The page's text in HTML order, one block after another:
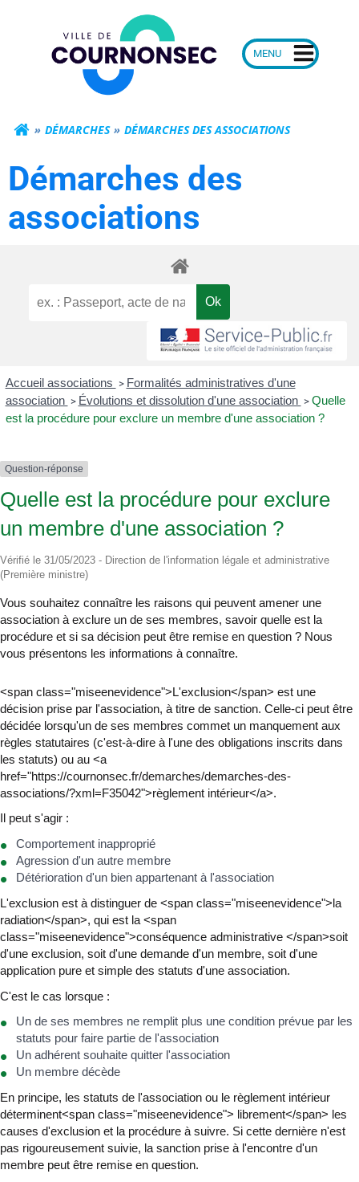
Mairie de
DÉMARCHES DÉMARCHES DES ASSOCIATIONS
Démarches des
associations
Accueil associations > Formalités administratives d'une
association > Évolutions et dissolution d'une association > Quelle
est la procédure pour exclure un membre d'une association ?
Question-réponse
Quelle est la procédure pour exclure
un membre d'une association ?
Vérifié le 31/05/2023 - Direction de l'information légale et administrative
(Première ministre)
Vous souhaitez connaître les raisons qui peuvent amener une
association à exclure un de ses membres, savoir quelle est la
procédure et si sa décision peut être remise en question ? Nous
vous présentons les informations à connaître.
<span class="miseenevidence">L'exclusion</span> est une
décision prise par l'association, à titre de sanction. Celle-ci peut être
décidée lorsqu'un de ses membres commet un manquement aux
règles statutaires (c'est-à-dire à l'une des obligations inscrits dans
les statuts) ou au <a
href="https://cournonsec.fr/demarches/demarches-des-
associations/?xml=F35042">règlement intérieur</a>.
Il peut s'agir :
Comportement inapproprié
Agression d'un autre membre
Détérioration d'un bien appartenant à l'association
L'exclusion est à distinguer de <span class="miseenevidence">la
radiation</span>, qui est la <span
class="miseenevidence">conséquence administrative </span>soit
d'une exclusion, soit d'une demande d'un membre, soit d'une
application pure et simple des statuts d'une association.
C'est le cas lorsque :
Un de ses membres ne remplit plus une condition prévue par les
statuts pour faire partie de l'association
Un adhérent souhaite quitter l'association
Un membre décède
En principe, les statuts de l'association ou le règlement intérieur
déterminent<span class="miseenevidence"> librement</span> les
causes d'exclusion et la procédure à suivre. Si cette dernière n'est
pas rigoureusement suivie, la sanction prise à l'encontre d'un
membre peut être remise en question.